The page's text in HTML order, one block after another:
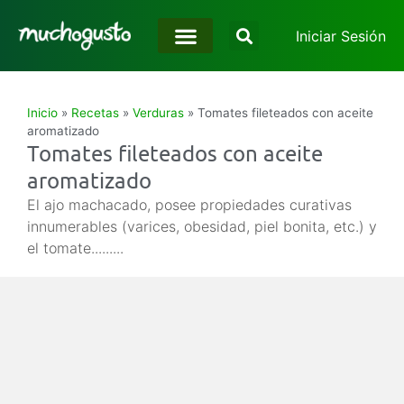
Iniciar Sesión
Inicio » Recetas » Verduras » Tomates fileteados con aceite
aromatizado
Tomates fileteados con aceite
aromatizado
El ajo machacado, posee propiedades curativas
innumerables (varices, obesidad, piel bonita, etc.) y
el tomate.........